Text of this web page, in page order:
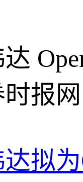
报网
拟